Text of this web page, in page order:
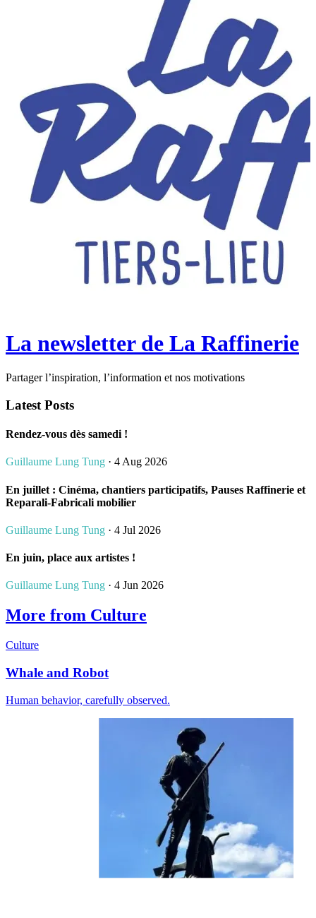
La newsletter de La Raffinerie
Partager l’inspiration, l’information et nos motivations
Latest Posts
Rendez-vous dès samedi !
Guillaume Lung Tung · 4 Aug 2026
En juillet : Cinéma, chantiers participatifs, Pauses Raffinerie et
Reparali-Fabricali mobilier
Guillaume Lung Tung · 4 Jul 2026
En juin, place aux artistes !
Guillaume Lung Tung · 4 Jun 2026
More from Culture
Culture
Whale and Robot
Human behavior, carefully observed.